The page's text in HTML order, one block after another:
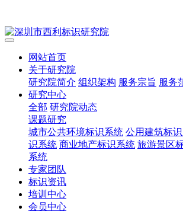
网站首页
关于研究院
研究院简介 组织架构 服务宗旨 服务
研究中心
全部 研究院动态
课题研究
城市公共环境标识系统 公用建筑标
识系统 商业地产标识系统 旅游景区
系统
专家团队
标识资讯
培训中心
会员中心